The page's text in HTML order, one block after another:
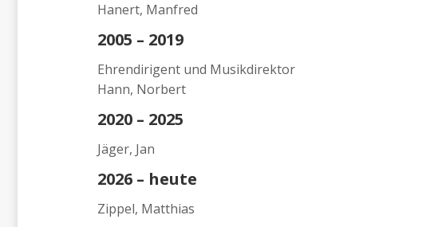
Hanert, Manfred
2005 – 2019
Ehrendirigent und Musikdirektor
Hann, Norbert
2020 – 2025
Jäger, Jan
2026 – heute
Zippel, Matthias